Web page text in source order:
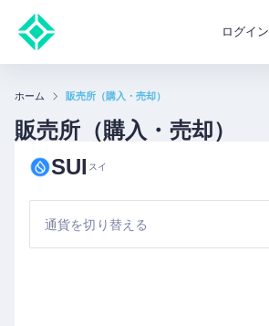
ログイン
ホーム 販売所（購入・売却）
販売所（購入・売却）
SUI スイ
通貨を切り替える